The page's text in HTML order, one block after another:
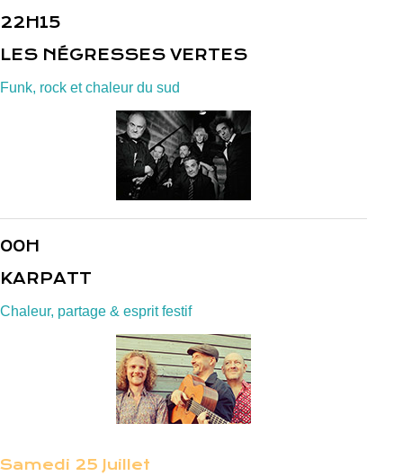
22H15
LES NÉGRESSES VERTES
Funk, rock et chaleur du sud
00H
KARPATT
Chaleur, partage & esprit festif
Samedi 25 Juillet